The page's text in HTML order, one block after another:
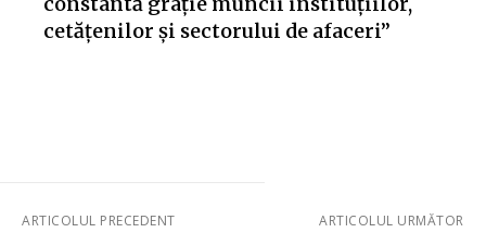
cetățenilor și sectorului de afaceri”
ARTICOLUL PRECEDENT ARTICOLUL URMĂTOR